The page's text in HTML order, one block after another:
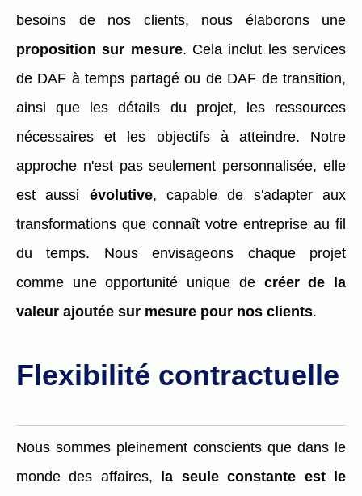
besoins de nos clients, nous élaborons une
proposition sur mesure. Cela inclut les services
de DAF à temps partagé ou de DAF de transition,
ainsi que les détails du projet, les ressources
nécessaires et les objectifs à atteindre. Notre
approche n'est pas seulement personnalisée, elle
est aussi évolutive, capable de s'adapter aux
transformations que connaît votre entreprise au fil
du temps. Nous envisageons chaque projet
comme une opportunité unique de créer de la
valeur ajoutée sur mesure pour nos clients.
Flexibilité contractuelle
Nous sommes pleinement conscients que dans le
monde des affaires, la seule constante est le